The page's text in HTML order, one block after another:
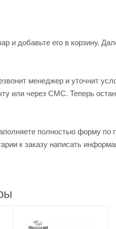
и добавьте его в корзину.
менеджер и уточнит
или через СМС. Теперь
полностью форму по
к заказу написать